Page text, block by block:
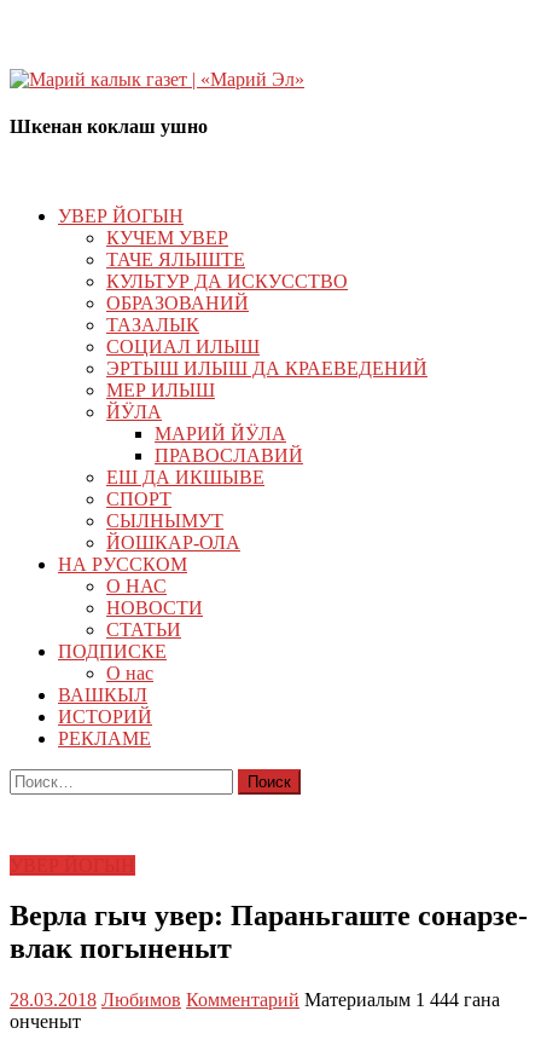
Шкенан коклаш ушно
УВЕР ЙОГЫН
КУЧЕМ УВЕР
ТАЧЕ ЯЛЫШТЕ
КУЛЬТУР ДА ИСКУССТВО
ОБРАЗОВАНИЙ
ТАЗАЛЫК
СОЦИАЛ ИЛЫШ
ЭРТЫШ ИЛЫШ ДА КРАЕВЕДЕНИЙ
МЕР ИЛЫШ
ЙӰЛА
МАРИЙ ЙӰЛА
ПРАВОСЛАВИЙ
ЕШ ДА ИКШЫВЕ
СПОРТ
СЫЛНЫМУТ
ЙОШКАР-ОЛА
НА РУССКОМ
О НАС
НОВОСТИ
СТАТЬИ
ПОДПИСКЕ
О нас
ВАШКЫЛ
ИСТОРИЙ
РЕКЛАМЕ
Найти:
Верла гыч увер: Параньгаште сонарзе-
влак погыненыт
28.03.2018 Любимов Комментарий Материалым 1 444 гана
онченыт